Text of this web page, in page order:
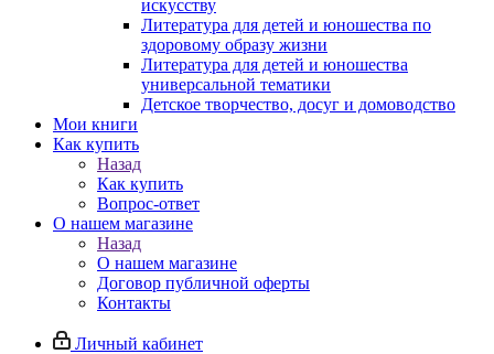
искусству
Литература для детей и юношества по
здоровому образу жизни
Литература для детей и юношества
универсальной тематики
Детское творчество, досуг и домоводство
Мои книги
Как купить
Назад
Как купить
Вопрос-ответ
О нашем магазине
Назад
О нашем магазине
Договор публичной оферты
Контакты
Личный кабинет